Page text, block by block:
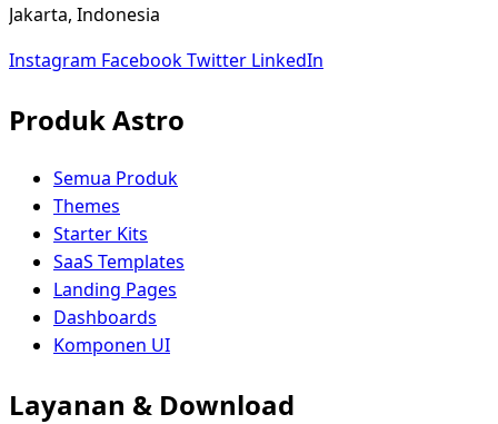
Jakarta, Indonesia
Instagram FacebookTwitter LinkedIn
Produk Astro
Semua Produk
Themes
Starter Kits
SaaS Templates
Landing Pages
Dashboards
Komponen UI
Layanan & Download